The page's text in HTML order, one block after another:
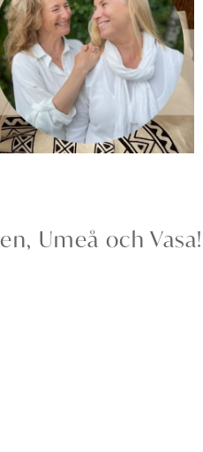
Umeå och Vasa!